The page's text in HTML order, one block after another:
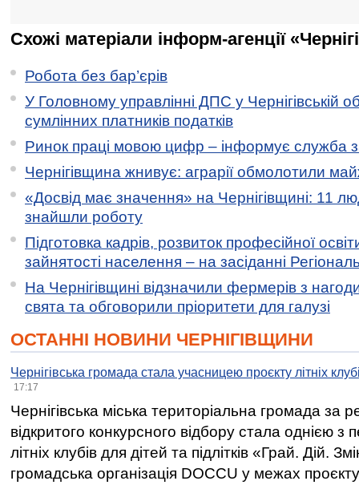
Схожі матеріали інформ-агенції
Робота без бар’єрів
У Головному управлінні ДПС у Чернігівській
сумлінних платників податків
Ринок праці мовою цифр – інформує служба
Чернігівщина жнивує: аграрії обмолотили
«Досвід має значення» на Чернігівщині: 11
знайшли роботу
Підготовка кадрів, розвиток професійної
зайнятості населення – на засіданні
На Чернігівщині відзначили фермерів з
свята та обговорили пріоритети для галузі
ОСТАННІ НОВИНИ ЧЕРНІГІВЩИНИ
Чернігівська громада стала учасницею проєкту літніх
17:17
Чернігівська міська територіальна громада за
відкритого конкурсного відбору стала однією
літніх клубів для дітей та підлітків «Грай. Дій.
громадська організація DOCCU у межах